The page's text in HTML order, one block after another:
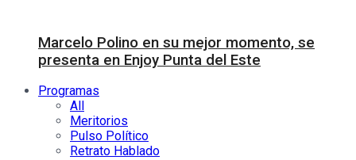
Marcelo Polino en su mejor momento, se
presenta en Enjoy Punta del Este
Programas
All
Meritorios
Pulso Político
Retrato Hablado